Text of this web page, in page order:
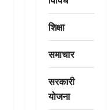
शिक्षा
समाचार
सरकारी
योजना